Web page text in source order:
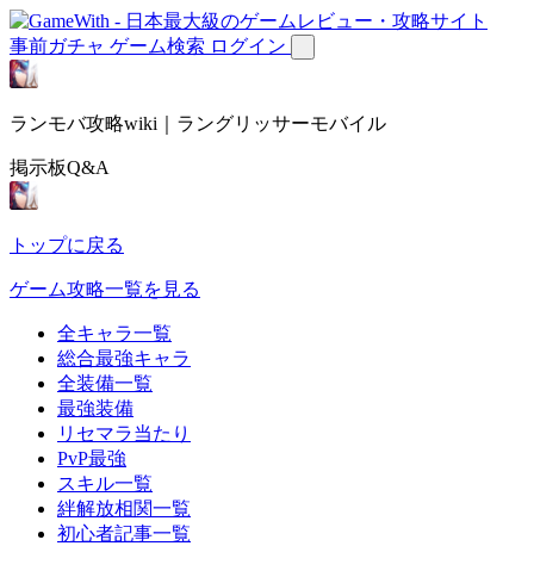
事前ガチャ ゲーム検索 ログイン
ランモバ攻略wiki｜ラングリッサーモバイル
掲示板Q&A
トップに戻る
ゲーム攻略一覧を見る
全キャラ一覧
総合最強キャラ
全装備一覧
最強装備
リセマラ当たり
PvP最強
スキル一覧
絆解放相関一覧
初心者記事一覧